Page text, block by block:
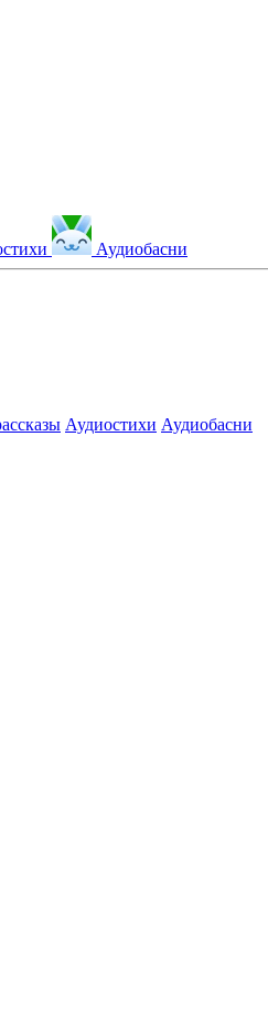
Аудиобасни
Аудиостихи Аудиобасни